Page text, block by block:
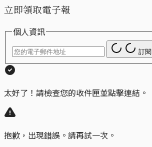
立即領取電子報
個人資訊
訂閱
太好了！請檢查您的收件匣並點擊連結。
抱歉，出現錯誤。請再試一次。